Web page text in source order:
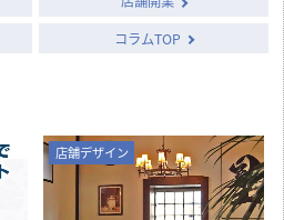
理に 役立つコラム
・店舗・オフィスの開業・出店・改装
店舗デザイン